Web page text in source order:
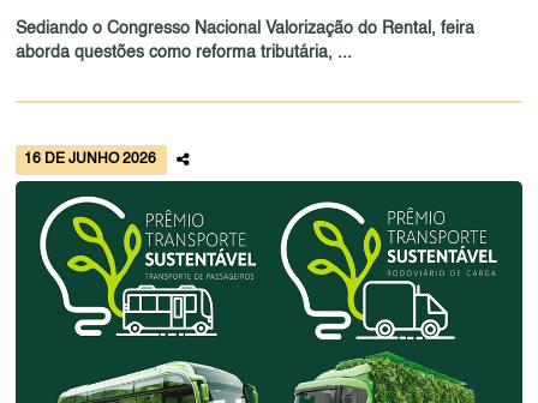
Sediando o Congresso Nacional Valorização do Rental, feira
aborda questões como reforma tributária, ...
16 DE JUNHO 2026